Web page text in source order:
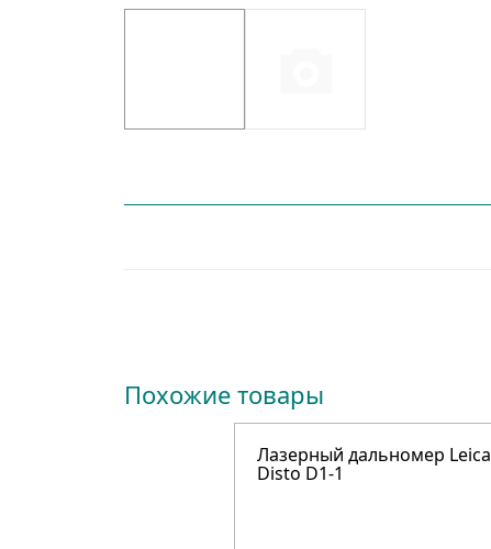
Похожие товары
Лазерный дальномер Leica
Disto D1-1